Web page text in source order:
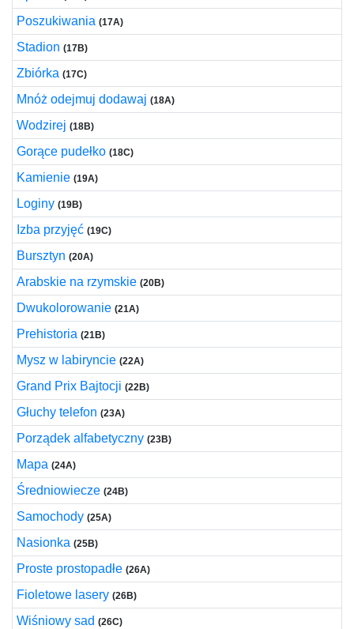
Poszukiwania (17A)
Stadion (17B)
Zbiórka (17C)
Mnóż odejmuj dodawaj (18A)
Wodzirej (18B)
Gorące pudełko (18C)
Kamienie (19A)
Loginy (19B)
Izba przyjęć (19C)
Bursztyn (20A)
Arabskie na rzymskie (20B)
Dwukolorowanie (21A)
Prehistoria (21B)
Mysz w labiryncie (22A)
Grand Prix Bajtocji (22B)
Głuchy telefon (23A)
Porządek alfabetyczny (23B)
Mapa (24A)
Średniowiecze (24B)
Samochody (25A)
Nasionka (25B)
Proste prostopadłe (26A)
Fioletowe lasery (26B)
Wiśniowy sad (26C)